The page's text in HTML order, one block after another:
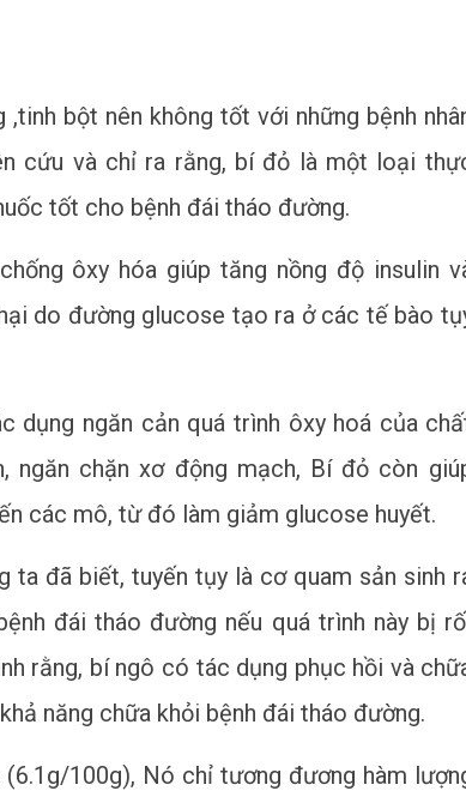
bột nên không tốt với những bệnh
cứu và chỉ ra rằng, bí đỏ là một loại
tốt cho bệnh đái tháo đường.
ôxy hóa giúp tăng nồng độ insulin
do đường glucose tạo ra ở các tế bào
ngăn cản quá trình ôxy hoá của
ngăn chặn xơ động mạch, Bí đỏ còn
các mô, từ đó làm giảm glucose huyết.
ta đã biết, tuyến tụy là cơ quam sản sinh
đái tháo đường nếu quá trình này bị
rằng, bí ngô có tác dụng phục hồi và
năng chữa khỏi bệnh đái tháo đường.
100g), Nó chỉ tương đương hàm